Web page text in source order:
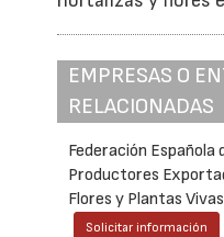
EMPRESAS O
RELACIONADAS
Federación Española
Productores
Flores y Plantas Vivas
Solicitar información